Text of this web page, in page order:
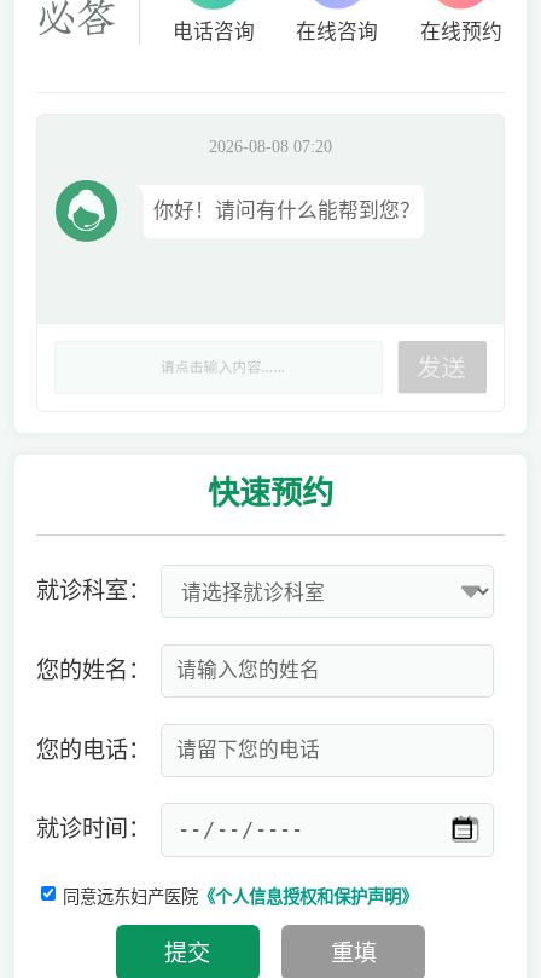
电话咨询 在线咨询 在线预约
2026-08-08 07:20
你好！请问有什么能帮到您？
快速预约
就诊科室：
您的姓名：
您的电话：
就诊时间：
同意远东妇产医院《个人信息授权和保护声明》